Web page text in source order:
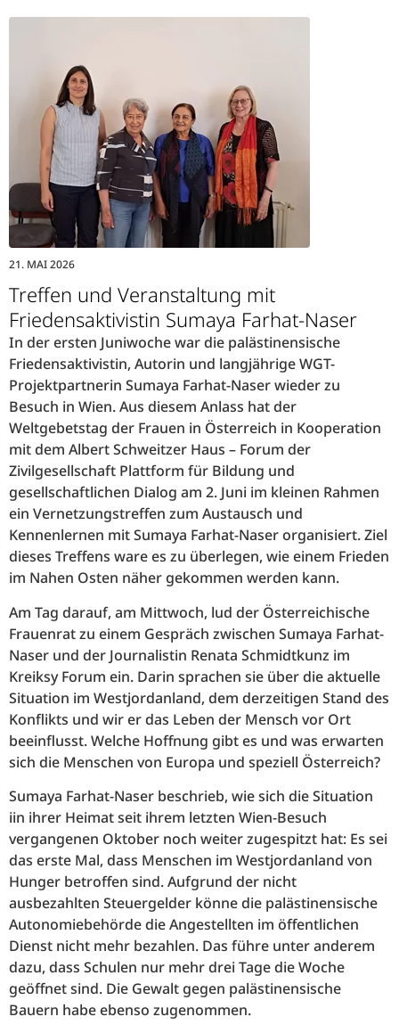
21. MAI 2026
Treffen und Veranstaltung mit
Friedensaktivistin Sumaya Farhat-Naser
In der ersten Juniwoche war die palästinensische
Friedensaktivistin, Autorin und langjährige WGT-
Projektpartnerin Sumaya Farhat-Naser wieder zu
Besuch in Wien. Aus diesem Anlass hat der
Weltgebetstag der Frauen in Österreich in Kooperation
mit dem Albert Schweitzer Haus – Forum der
Zivilgesellschaft Plattform für Bildung und
gesellschaftlichen Dialog am 2. Juni im kleinen Rahmen
ein Vernetzungstreffen zum Austausch und
Kennenlernen mit Sumaya Farhat-Naser organisiert. Ziel
dieses Treffens ware es zu überlegen, wie einem Frieden
im Nahen Osten näher gekommen werden kann.
Am Tag darauf, am Mittwoch, lud der Österreichische
Frauenrat zu einem Gespräch zwischen Sumaya Farhat-
Naser und der Journalistin Renata Schmidtkunz im
Kreiksy Forum ein. Darin sprachen sie über die aktuelle
Situation im Westjordanland, dem derzeitigen Stand des
Konflikts und wir er das Leben der Mensch vor Ort
beeinflusst. Welche Hoffnung gibt es und was erwarten
sich die Menschen von Europa und speziell Österreich?
Sumaya Farhat-Naser beschrieb, wie sich die Situation
iin ihrer Heimat seit ihrem letzten Wien-Besuch
vergangenen Oktober noch weiter zugespitzt hat: Es sei
das erste Mal, dass Menschen im Westjordanland von
Hunger betroffen sind. Aufgrund der nicht
ausbezahlten Steuergelder könne die palästinensische
Autonomiebehörde die Angestellten im öffentlichen
Dienst nicht mehr bezahlen. Das führe unter anderem
dazu, dass Schulen nur mehr drei Tage die Woche
geöffnet sind. Die Gewalt gegen palästinensische
Bauern habe ebenso zugenommen.